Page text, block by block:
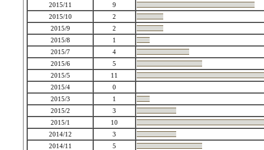
2015/11
9
2015/10
2
2015/9
2
2015/8
1
2015/7
4
2015/6
5
2015/5
11
2015/4
0
2015/3
1
2015/2
3
2015/1
10
2014/12
3
2014/11
5